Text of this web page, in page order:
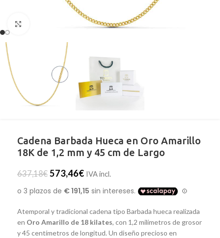
Cadena Barbada Hueca en Oro Amarillo
18K de 1,2 mm y 45 cm de Largo
637,18€ 573,46€ IVA incl.
Atemporal y tradicional cadena tipo Barbada hueca realizada
en Oro Amarillo de 18 kilates, con 1,2 milímetros de grosor
y 45 centímetros de longitud. Un diseño precioso en